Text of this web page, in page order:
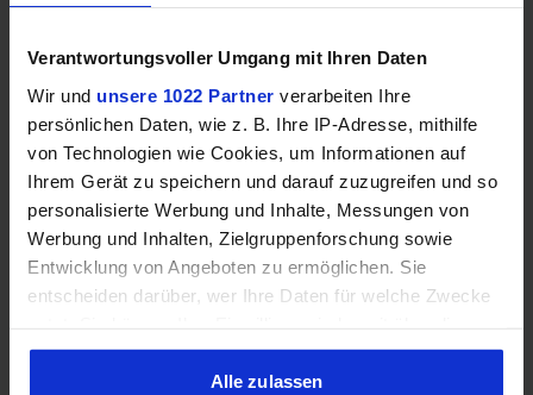
Verantwortungsvoller Umgang mit Ihren Daten
Wir und unsere 1022 Partner verarbeiten Ihre
persönlichen Daten, wie z. B. Ihre IP-Adresse, mithilfe
von Technologien wie Cookies, um Informationen auf
Ihrem Gerät zu speichern und darauf zuzugreifen und so
personalisierte Werbung und Inhalte, Messungen von
Werbung und Inhalten, Zielgruppenforschung sowie
Entwicklung von Angeboten zu ermöglichen. Sie
entscheiden darüber, wer Ihre Daten für welche Zwecke
Cookie-Erklärung oder durch Klicken auf das Privacy
Trigger Symbol ändern oder widerrufen
Alle zulassen
Speichertyp – DDR4
Speicherkanäle –
Dual
RAM-Geschwindigkeit –
DDR4-
3200
ECC-Unterstützung ❌ ✔️